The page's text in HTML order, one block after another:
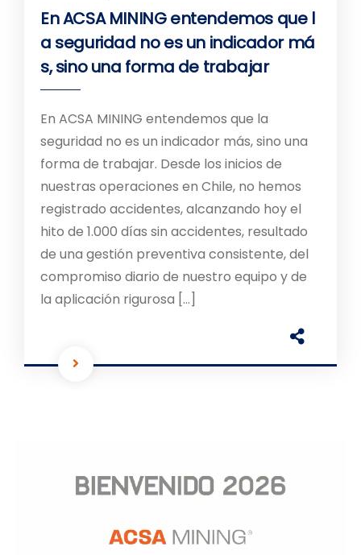
En ACSA MINING entendemos que l
a seguridad no es un indicador má
s, sino una forma de trabajar
En ACSA MINING entendemos que la
seguridad no es un indicador más, sino una
forma de trabajar. Desde los inicios de
nuestras operaciones en Chile, no hemos
registrado accidentes, alcanzando hoy el
hito de 1.000 días sin accidentes, resultado
de una gestión preventiva consistente, del
compromiso diario de nuestro equipo y de
la aplicación rigurosa […]